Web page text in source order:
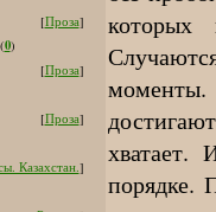
[Проза]
(0)
[Проза]
[Проза]
Казахстан.]
которых
порядке.